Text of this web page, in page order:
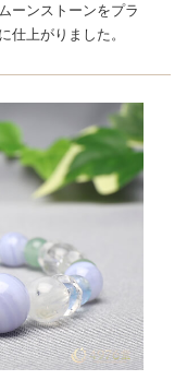
ーンストーンをプラ
仕上がりました。